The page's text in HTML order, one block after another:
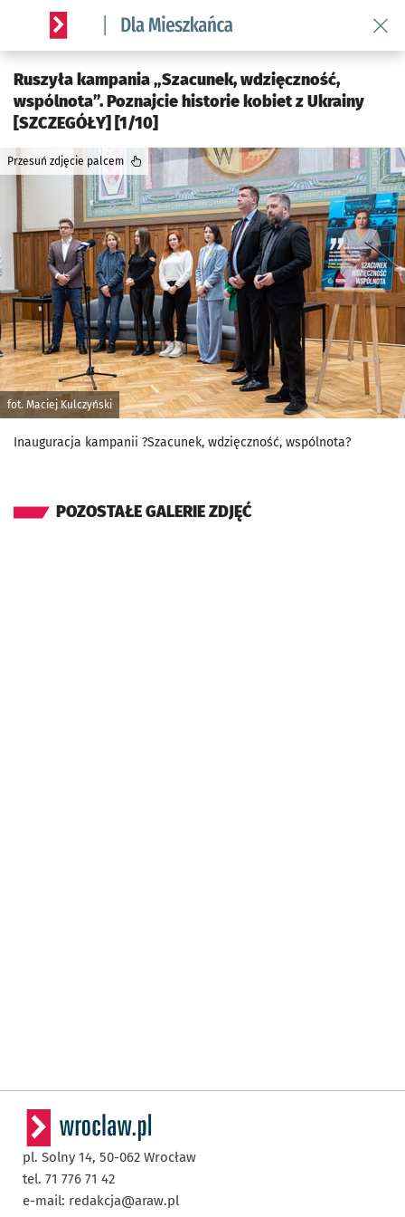
Serwis informacyjny wroclaw.pl podserwis: Dla mieszkańca
Ruszyła kampania „Szacunek, wdzięczność,
wspólnota”. Poznajcie historie kobiet z Ukrainy
[SZCZEGÓŁY] [1/10]
fot. Maciej Kulczyński
Przesuń zdjęcie palcem
Inauguracja kampanii ?Szacunek, wdzięczność, wspólnota?
POZOSTAŁE GALERIE ZDJĘĆ
pl. Solny 14, 50-062 Wrocław
tel. 71 776 71 42
e-mail: redakcja@araw.pl